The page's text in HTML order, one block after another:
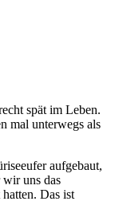
spät im Leben.
mal unterwegs als
aufgebaut,
uns das
Das ist